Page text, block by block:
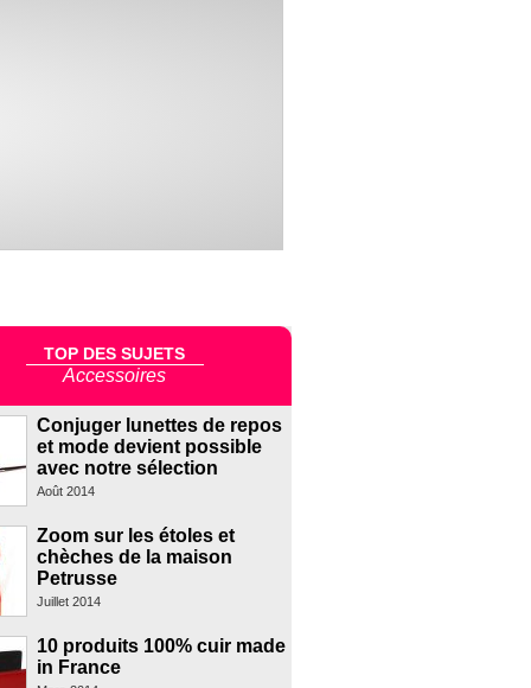
TOP DES SUJETS
Accessoires
Conjuger lunettes de repos
et mode devient possible
avec notre sélection
Août 2014
Zoom sur les étoles et
chèches de la maison
Petrusse
Juillet 2014
10 produits 100% cuir made
in France